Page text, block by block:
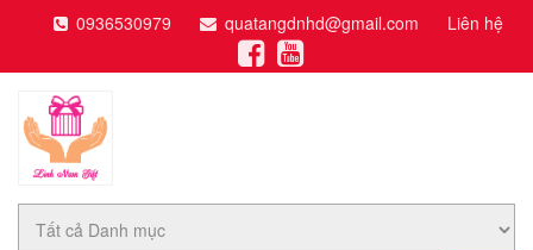
0936530979 quatangdnhd@gmail.com Liên hệ